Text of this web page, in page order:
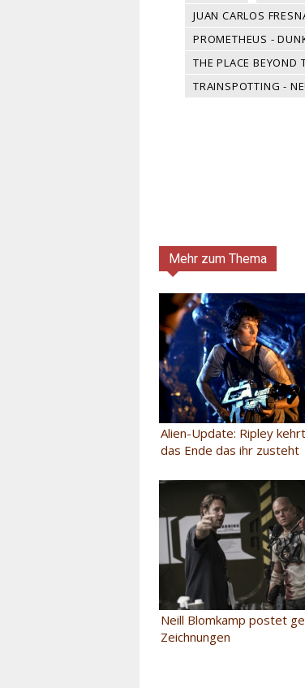
JUAN CARLOS
PROMETHEUS -
THE PLACE BEYOND
TRAINSPOTTING -
Mehr zum Thema
Alien-Update: Ripley
das Ende das ihr zusteht
Neill Blomkamp postet
Zeichnungen